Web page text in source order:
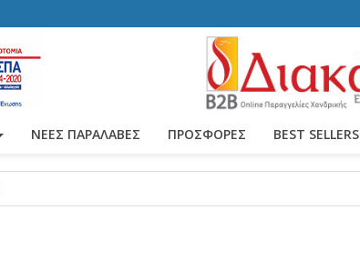
ΝΕΕΣ ΠΑΡΑΛΑΒΕΣ ΠΡΟΣΦΟΡΕΣ BEST SELLERS